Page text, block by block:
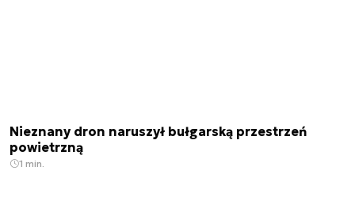
Nieznany dron naruszył bułgarską przestrzeń
powietrzną
1 min.